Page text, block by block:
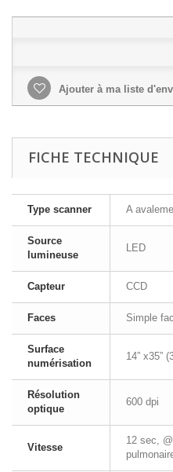
Ajouter à ma liste
FICHE TECHNIQUE
Type scanner A
Source
lumineuse
LED
Capteur CCD
Faces Simple
Surface
numérisation
14” x35”
Résolution
optique
600 dpi
Vitesse
12 sec,